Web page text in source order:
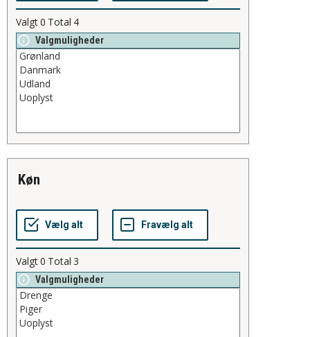
Valgt0 Total 4
Valgmuligheder
køn
Valgt0 Total 3
Valgmuligheder